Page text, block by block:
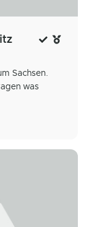
Sachsen.
was